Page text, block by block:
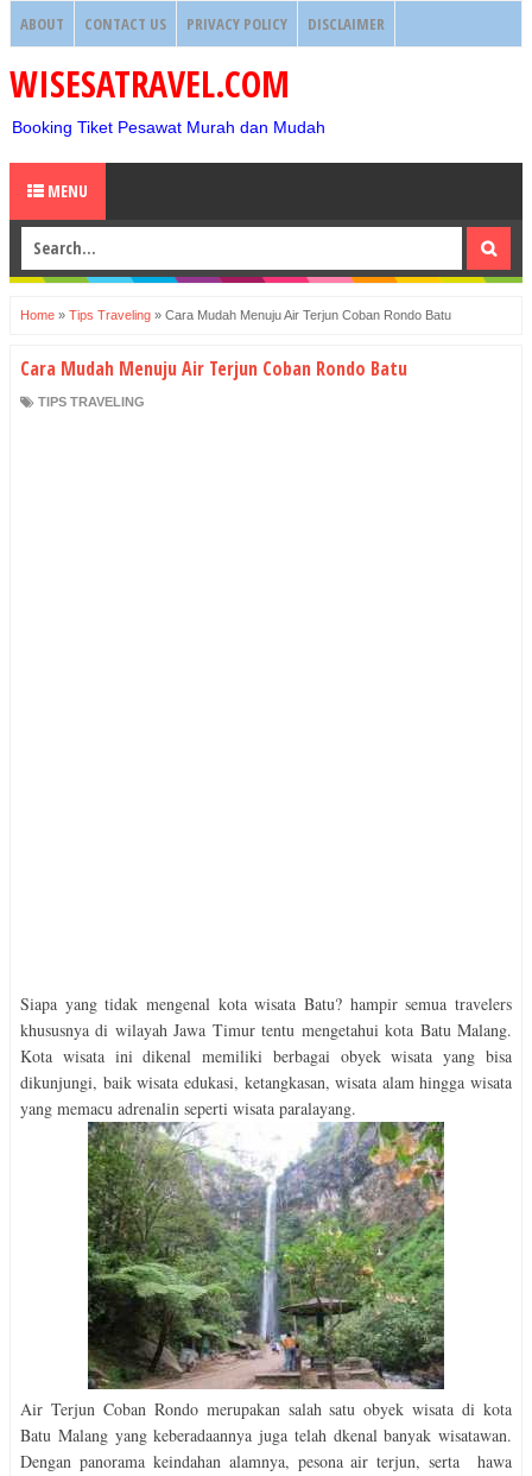
ABOUT CONTACT US PRIVACY POLICY DISCLAIMER
WISESATRAVEL.COM
Booking Tiket Pesawat Murah dan Mudah
MENU
Home » Tips Traveling » Cara Mudah Menuju Air Terjun Coban Rondo Batu
Cara Mudah Menuju Air Terjun Coban Rondo Batu
TIPS TRAVELING
Siapa yang tidak mengenal kota wisata Batu? hampir semua travelers
khususnya di wilayah Jawa Timur tentu mengetahui kota Batu Malang.
Kota wisata ini dikenal memiliki berbagai obyek wisata yang bisa
dikunjungi, baik wisata edukasi, ketangkasan, wisata alam hingga wisata
yang memacu adrenalin seperti wisata paralayang.
Air Terjun Coban Rondo merupakan salah satu obyek wisata di kota
Batu Malang yang keberadaannya juga telah dkenal banyak wisatawan.
Dengan panorama keindahan alamnya, pesona air terjun, serta hawa